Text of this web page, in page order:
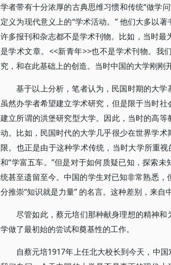
学者带有十分浓厚的古典思维习惯和传统“做学
定义为现代意义上的“学术活动。” 他们大多以
许多报刊和杂志都不是学术刊物。比如，当时最
是学术文章。<<新青年>>也不是学术刊物。我
究，和在此基础上的创造。当时中国的大学刚刚
基于以上分析，笔者认为，民国时期的大学
虽然办学者希望建立学术研究，但是限于当时
建立所谓的洪堡研究型大学。因此，当时的高
动。比如，民国时代的大学几乎很少在世界学
限。也正是由于这种学术传统，当时大学所重
和“学富五车。”但是对于如何质疑已知，探索
统甚至遗留至今。中国的学生对已知非常熟悉
分推崇“知识就是力量” 的名言。这种差别，来自
尽管如此，蔡元培们那种献身理想的精神
学做了最初始的尝试和奠基性的工作。
自蔡元培1917年上任北大校长到今天，中